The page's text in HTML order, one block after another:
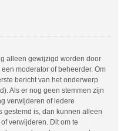
alleen gewijzigd worden door
moderator of beheerder. Om
bericht van het onderwerp
Als er nog geen stemmen zijn
verwijderen of iedere
gestemd is, dan kunnen alleen
verwijderen. Dit om te